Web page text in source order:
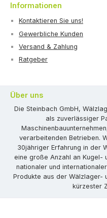
Informationen
Kontaktieren Sie uns!
Gewerbliche Kunden
Versand & Zahlung
Ratgeber
Über uns
Die Steinbach GmbH,
als zuverlässiger
verarbeitenden Betrieben.
30jähriger Erfahrung in der
eine große Anzahl an Kugel-
nationaler und
Produkte aus der Wälzlager-
kürzester